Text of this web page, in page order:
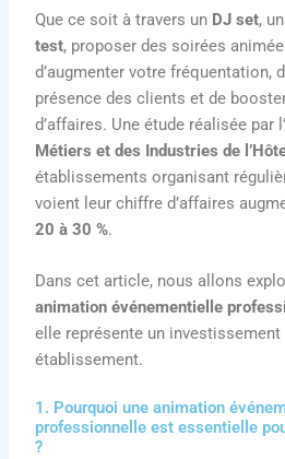
Que ce soit à travers un DJ set, un
test, proposer des soirées
d’augmenter votre fréquentation,
présence des clients et de
d’affaires. Une étude réalisée par l’
Métiers et des Industries de
établissements organisant
voient leur chiffre d’affaires
20 à 30 %.
Dans cet article, nous allons
animation événementielle
elle représente un
établissement.
1. Pourquoi une animation
professionnelle est essentielle
?